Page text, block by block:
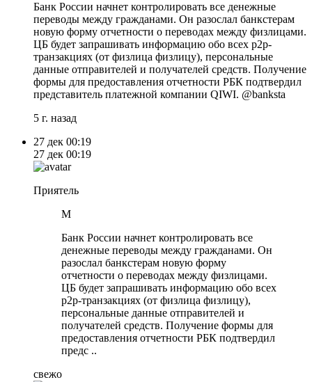
Банк России начнет контролировать все денежные
переводы между гражданами. Он разослал банкстерам
новую форму отчетности о переводах между физлицами.
ЦБ будет запрашивать информацию обо всех p2p-
транзакциях (от физлица физлицу), персональные
данные отправителей и получателей средств. Получение
формы для предоставления отчетности РБК подтвердил
представитель платежной компании QIWI. @banksta
5 г. назад
27 дек 00:19
27 дек 00:19
Приятель
M
Банк России начнет контролировать все
денежные переводы между гражданами. Он
разослал банкстерам новую форму
отчетности о переводах между физлицами.
ЦБ будет запрашивать информацию обо всех
p2p-транзакциях (от физлица физлицу),
персональные данные отправителей и
получателей средств. Получение формы для
предоставления отчетности РБК подтвердил
предс ..
свежо